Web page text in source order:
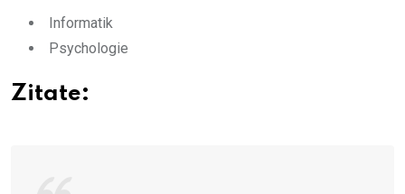
Informatik
Psychologie
Zitate: